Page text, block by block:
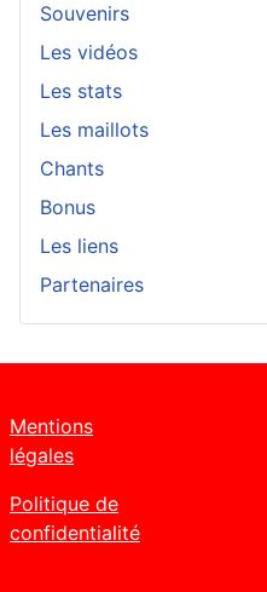
Souvenirs
Les vidéos
Les stats
Les maillots
Chants
Bonus
Les liens
Partenaires
Mentions
légales
Politique de
confidentialité